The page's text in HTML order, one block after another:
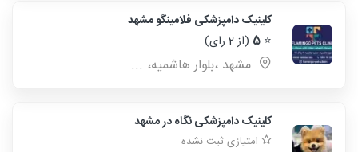
کلینیک دامپزشکی فلامینگو مشهد
⭐
5 (از 2 رای)
مشهد ،بلوار هاشمیه، ...
کلینیک دامپزشکی نگاه در مشهد
امتیازی ثبت نشده